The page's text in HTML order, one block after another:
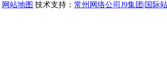
网站地图 技术支持： 常州网络公司J9集团|国际